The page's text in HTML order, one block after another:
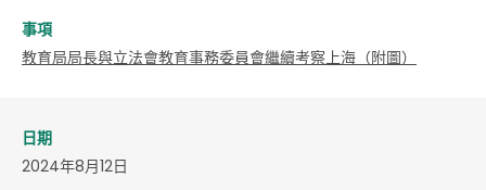
事項
教育局局長與立法會教育事務委員會繼續考察上海（附圖）
日期
2024年8月12日